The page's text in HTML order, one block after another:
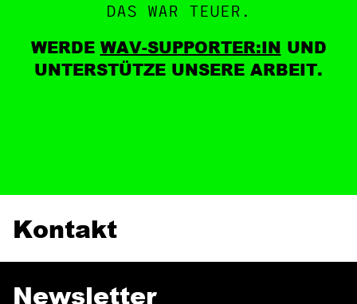
DAS WAR TEUER.
WERDE WAV-SUPPORTER:IN UND
UNTERSTÜTZE UNSERE ARBEIT.
Kontakt
Newsletter